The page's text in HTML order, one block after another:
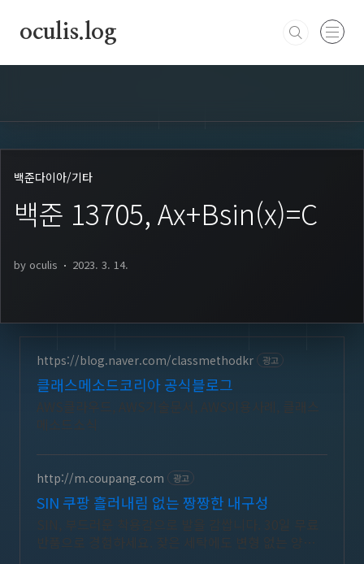
oculis.log
백준다이아/기타
백준 13705, Ax+Bsin(x)=C
by oculis 2023. 3. 14.
https://blog.naver.com/classmethodkr 광고
클래스메소드코리아 공식블로그
AWS클라우드, AWS기술문서, AWS이용사례, 클래스
http://m.coupang.com 광고
SIN 쿠팡 흘러내림 없는 짱짱한 내구성
반품으로 경험하세요. 잦은 세탁에도 변형 없는 양말,